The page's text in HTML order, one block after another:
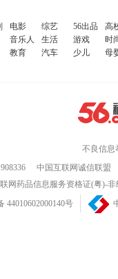
电影 综艺 56出品 高
音乐人 生活 游戏 时
教育 汽车 少儿 母
不良信息
中国互联网诚信联盟
网药品信息服务资格证(粤)-非
44010602000140号